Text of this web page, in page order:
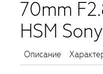
70mm
HSM
Описание